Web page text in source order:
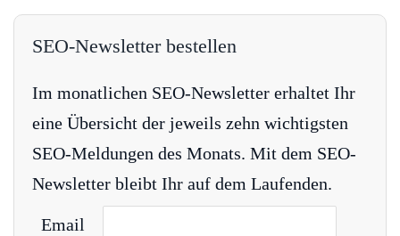
SEO-Newsletter bestellen
Im monatlichen SEO-Newsletter erhaltet Ihr
eine Übersicht der jeweils zehn wichtigsten
SEO-Meldungen des Monats. Mit dem SEO-
Newsletter bleibt Ihr auf dem Laufenden.
Email